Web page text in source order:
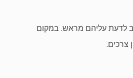
לדעת עליהם מראש. במקום
צרכים.